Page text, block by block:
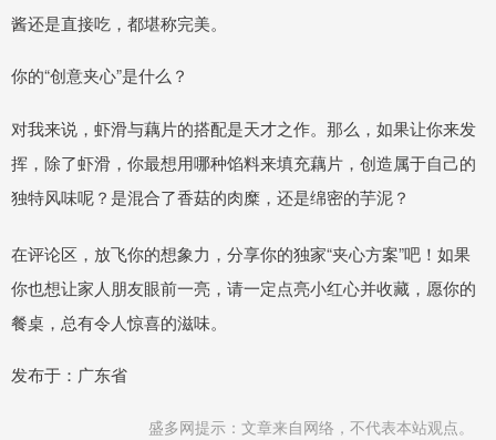
酱还是直接吃，都堪称完美。
你的“创意夹心”是什么？
对我来说，虾滑与藕片的搭配是天才之作。那么，如果让你来发
挥，除了虾滑，你最想用哪种馅料来填充藕片，创造属于自己的
独特风味呢？是混合了香菇的肉糜，还是绵密的芋泥？
在评论区，放飞你的想象力，分享你的独家“夹心方案”吧！如果
你也想让家人朋友眼前一亮，请一定点亮小红心并收藏，愿你的
餐桌，总有令人惊喜的滋味。
发布于：广东省
盛多网提示：文章来自网络，不代表本站观点。